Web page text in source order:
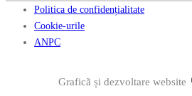
Politica de confidențialitate
Cookie-urile
ANPC
Graficã și dezvoltare website